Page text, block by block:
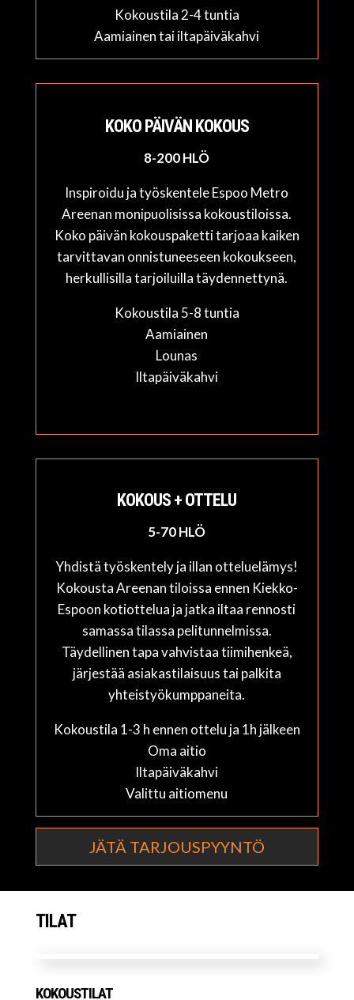
Kokoustila 2-4 tuntia
Aamiainen tai iltapäiväkahvi
KOKO PÄIVÄN KOKOUS
8-200 HLÖ
Inspiroidu ja työskentele Espoo Metro
Areenan monipuolisissa kokoustiloissa.
Koko päivän kokouspaketti tarjoaa kaiken
tarvittavan onnistuneeseen kokoukseen,
herkullisilla tarjoiluilla täydennettynä.
Kokoustila 5-8 tuntia
Aamiainen
Lounas
Iltapäiväkahvi
KOKOUS + OTTELU
5-70 HLÖ
Yhdistä työskentely ja illan otteluelämys!
Kokousta Areenan tiloissa ennen Kiekko-
Espoon kotiottelua ja jatka iltaa rennosti
samassa tilassa pelitunnelmissa.
Täydellinen tapa vahvistaa tiimihenkeä,
järjestää asiakastilaisuus tai palkita
yhteistyökumppaneita.
Kokoustila 1-3 h ennen ottelu ja 1h jälkeen
Oma aitio
Iltapäiväkahvi
Valittu aitiomenu
JÄTÄ TARJOUSPYYNTÖ
TILAT
KOKOUSTILAT